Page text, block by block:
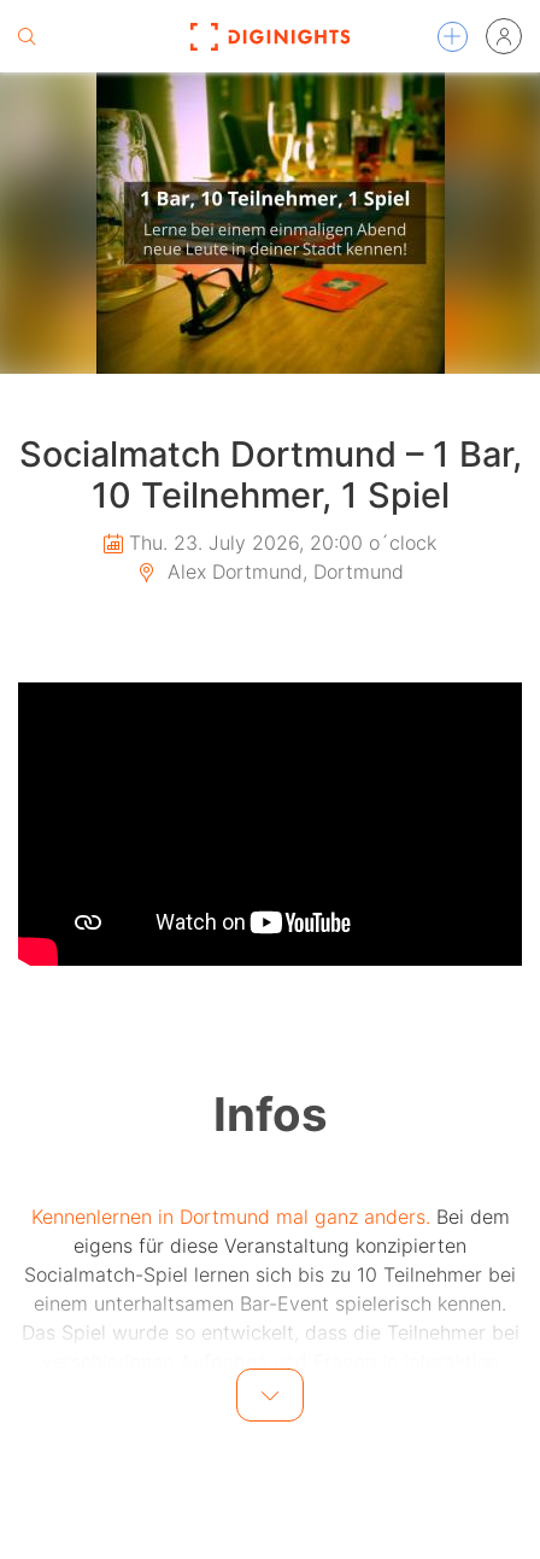
Socialmatch Dortmund – 1 Bar,
10 Teilnehmer, 1 Spiel
Thu. 23. July 2026, 20:00 o´clock
Alex Dortmund, Dortmund
Infos
Kennenlernen in Dortmund mal ganz anders. Bei dem
eigens für diese Veranstaltung konzipierten
Socialmatch-Spiel lernen sich bis zu 10 Teilnehmer bei
einem unterhaltsamen Bar-Event spielerisch kennen.
Das Spiel wurde so entwickelt, dass die Teilnehmer bei
miteinander kommen.